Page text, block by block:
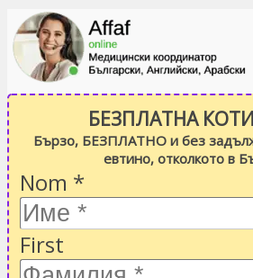
БЕЗПЛАТНА
Бързо, БЕЗПЛАТНО и без
евтино, отколкото в
Nom *
First